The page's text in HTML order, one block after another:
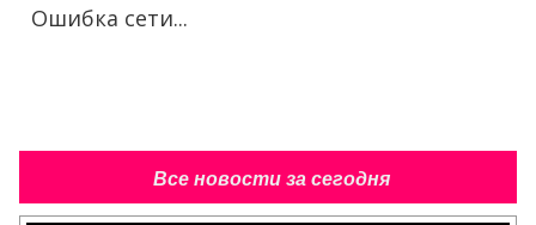
Ошибка сети...
Все новости за сегодня